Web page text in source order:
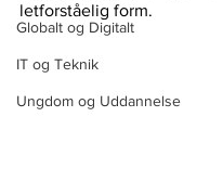
Globalt og Digitalt
IT og Teknik
Ungdom og Uddannelse
letforståelig form.